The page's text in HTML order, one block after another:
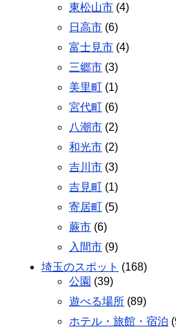
東松山市 (4)
日高市 (6)
富士見市 (4)
三郷市 (3)
美里町 (1)
宮代町 (6)
八潮市 (2)
和光市 (2)
吉川市 (3)
吉見町 (1)
寄居町 (5)
蕨市 (6)
入間市 (9)
埼玉のスポット (168)
公園 (39)
遊べる場所 (89)
ホテル・旅館・宿泊